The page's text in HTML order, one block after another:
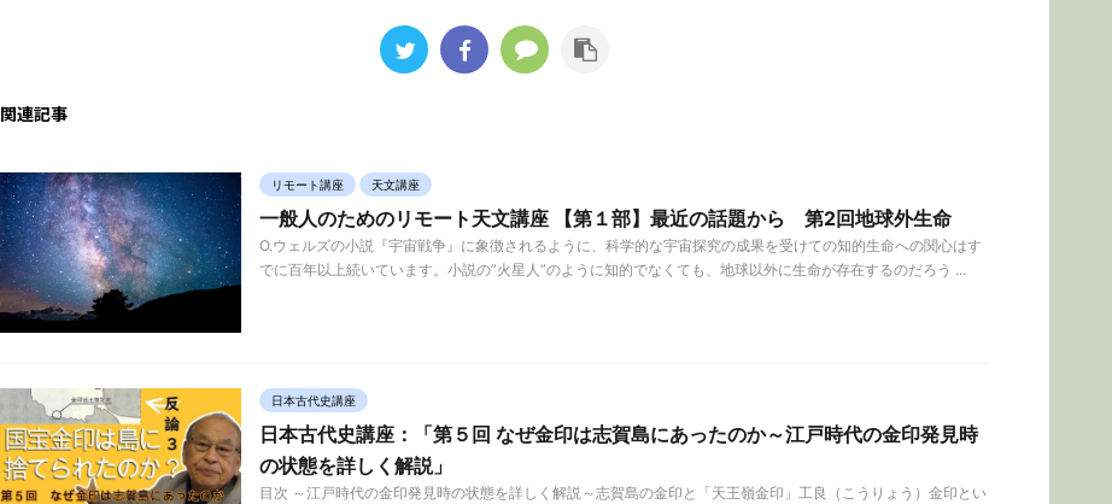
関連記事
リモート講座 天文講座
一般人のためのリモート天文講座 【第１部】最近の話題から 第2回地球外生命
O.ウェルズの小説『宇宙戦争』に象徴されるように、科学的な宇宙探究の成果を受けての知的生命への関心はす
でに百年以上続いています。小説の”火星人”のように知的でなくても、地球以外に生命が存在するのだろう ...
日本古代史講座
日本古代史講座：「第５回 なぜ金印は志賀島にあったのか～江戸時代の金印発見時
の状態を詳しく解説」
目次 ～江戸時代の金印発見時の状態を詳しく解説～志賀島の金印と「天王嶺金印」工良（こうりょう）金印とい